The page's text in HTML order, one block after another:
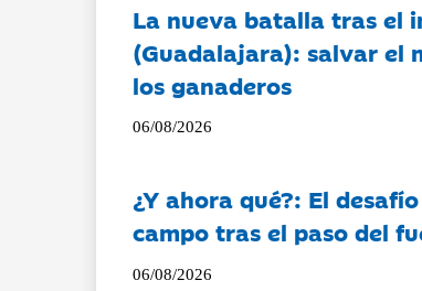
La nueva batalla tras el
(Guadalajara): salvar el
los ganaderos
06/08/2026
¿Y ahora qué?: El
campo tras el paso del
06/08/2026